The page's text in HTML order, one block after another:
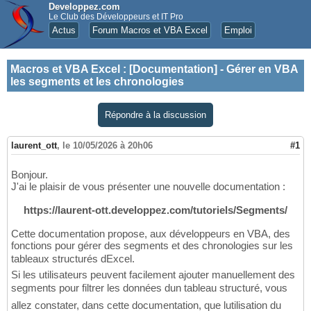
Developpez.com
Le Club des Développeurs et IT Pro
Actus Forum Macros et VBA Excel Emploi
Macros et VBA Excel : [Documentation] - Gérer en VBA
les segments et les chronologies
Répondre à la discussion
laurent_ott, le 10/05/2026 à 20h06 #1
Bonjour.
J'ai le plaisir de vous présenter une nouvelle documentation :
https://laurent-ott.developpez.com/tutoriels/Segments/
Cette documentation propose, aux développeurs en VBA, des
fonctions pour gérer des segments et des chronologies sur les
tableaux structurés dExcel.
Si les utilisateurs peuvent facilement ajouter manuellement des
segments pour filtrer les données dun tableau structuré, vous
allez constater, dans cette documentation, que lutilisation du